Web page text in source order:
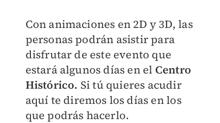
Con animaciones en 2D y 3D, las
personas podrán asistir para
disfrutar de este evento que
estará algunos días en el Centro
Histórico. Si tú quieres acudir
aquí te diremos los días en los
que podrás hacerlo.